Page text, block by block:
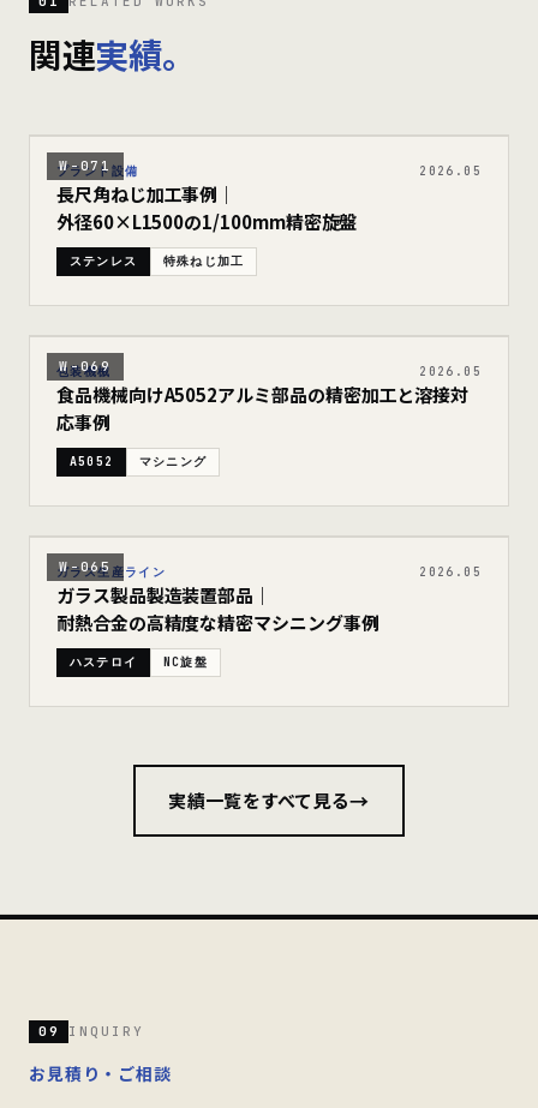
関連実績。
W-071
プラント設備 2026.05
長尺角ねじ加工事例｜
外径60×L1500の1/100mm精密旋盤
ステンレス 特殊ねじ加工
W-069
包装機械 2026.05
食品機械向けA5052アルミ部品の精密加工と溶接対
応事例
A5052 マシニング
W-065
ガラス生産ライン 2026.05
ガラス製品製造装置部品｜
耐熱合金の高精度な精密マシニング事例
ハステロイ NC旋盤
実績一覧をすべて見る→
09 INQUIRY
お見積り・ご相談